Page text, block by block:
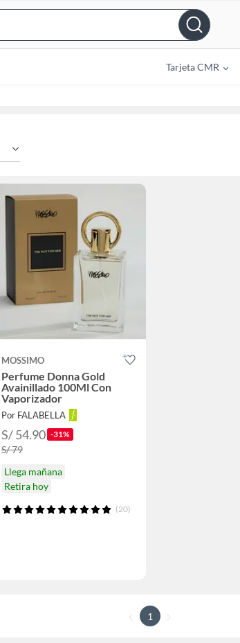
Bar
Tarjeta CMR
MOSSIMO
Perfume Donna Gold
Avainillado 100Ml Con
Vaporizador
Por FALABELLA
S/ 54.90 -31%
S/ 79
Llega mañana
Retira hoy
(20)
1